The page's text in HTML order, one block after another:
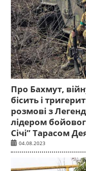
Про Бахмут,
бісить і
розмові з
лідером
Січі” Тарасом
04.08.2023